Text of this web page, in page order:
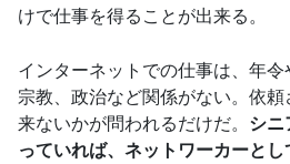
けで仕事を得ることが出来る。
インターネットでの仕事は、年
宗教、政治など関係がない。依
来ないかが問われるだけだ。 シニ
っていれば、ネットワーカーと